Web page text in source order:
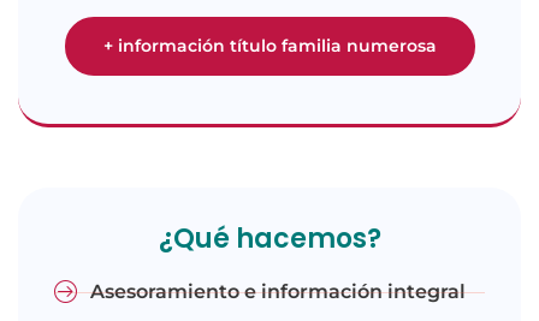
+ información título familia numerosa
¿Qué hacemos?
Asesoramiento e información integral